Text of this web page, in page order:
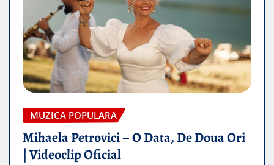
MUZICA POPULARA
Mihaela Petrovici – O Data, De Doua Ori
| Videoclip Oficial